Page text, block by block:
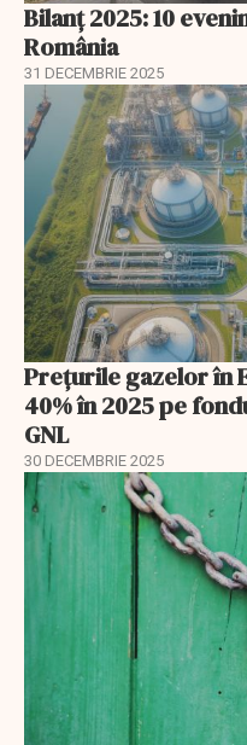
Bilanț 2025: 10
România
31 DECEMBRIE 2025
Prețurile gazelor în
40% în 2025 pe
GNL
30 DECEMBRIE 2025